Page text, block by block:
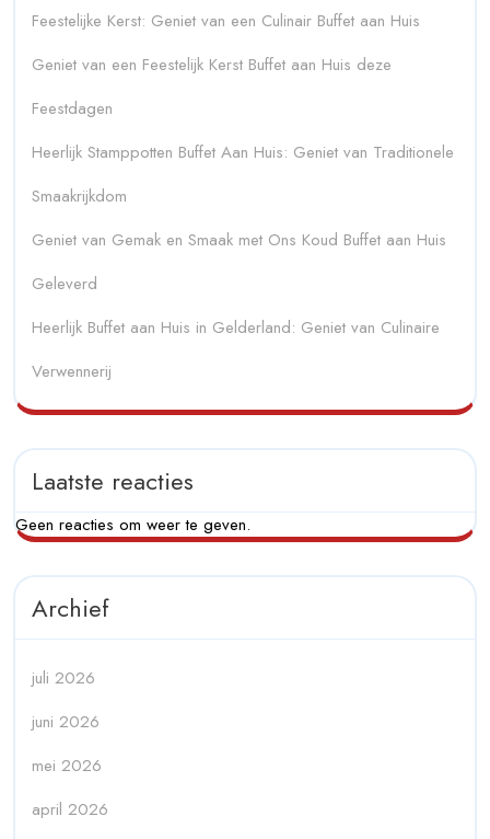
Feestelijke Kerst: Geniet van een Culinair Buffet aan Huis
Geniet van een Feestelijk Kerst Buffet aan Huis deze
Feestdagen
Heerlijk Stamppotten Buffet Aan Huis: Geniet van Traditionele
Smaakrijkdom
Geniet van Gemak en Smaak met Ons Koud Buffet aan Huis
Geleverd
Heerlijk Buffet aan Huis in Gelderland: Geniet van Culinaire
Verwennerij
Laatste reacties
Geen reacties om weer te geven.
Archief
juli 2026
juni 2026
mei 2026
april 2026